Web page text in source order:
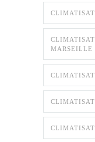
MARSEILLE